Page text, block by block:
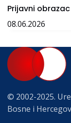
Prijavni
08.06.2026
© 2002-2025.
Bosne i